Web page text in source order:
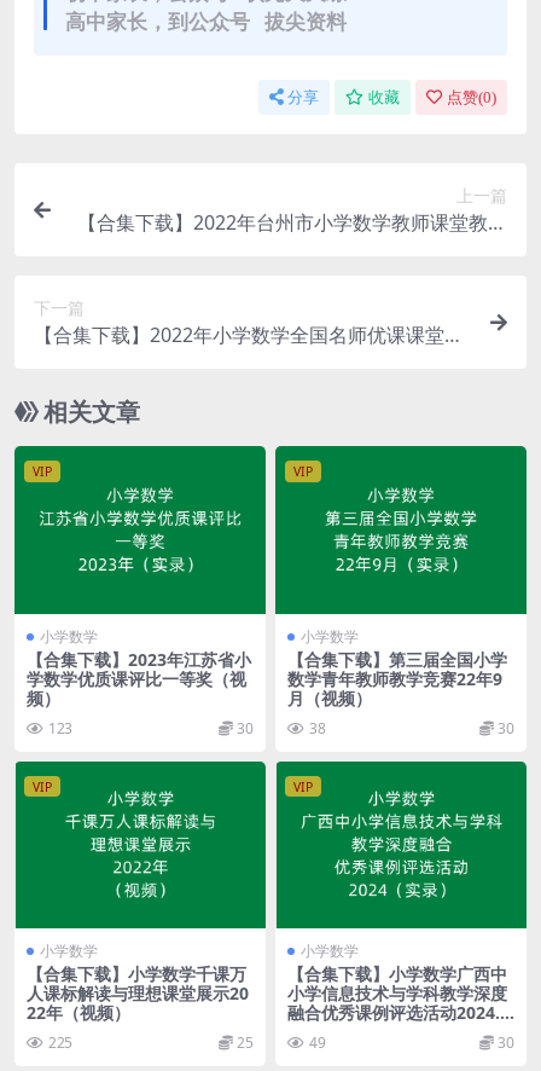
高中家长，到公众号 拔尖资料
分享 收藏 点赞(0)
上一篇
【合集下载】2022年台州市小学数学教师课堂教学
下一篇
【合集下载】2022年小学数学全国名师优课课堂
相关文章
VIP
小学数学
【合集下载】2023年江苏省小
学数学优质课评比一等奖（视
频）
123 30
VIP
小学数学
【合集下载】第三届全国小学
数学青年教师教学竞赛22年9
月（视频）
38 30
VIP
小学数学
【合集下载】小学数学千课万
人课标解读与理想课堂展示20
22年（视频）
225 25
VIP
小学数学
【合集下载】小学数学广西中
小学信息技术与学科教学深度
融合优秀课例评选活动2024.1
0（视频）
49 30